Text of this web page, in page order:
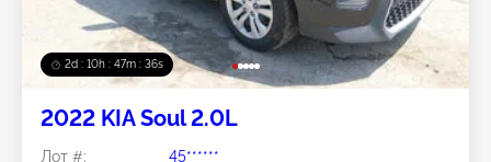
2d : 10h : 47m : 33s
2022 KIA Soul 2.0L
Лот #:
45******